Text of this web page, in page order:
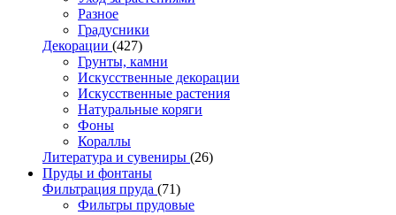
Разное
Градусники
Декорации (427)
Грунты, камни
Искусственные декорации
Искусственные растения
Натуральные коряги
Фоны
Кораллы
Литература и сувениры (26)
Пруды и фонтаны
Фильтрация пруда (71)
Фильтры прудовые